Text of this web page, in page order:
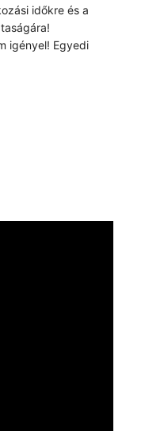
időkre és a
igényel! Egyedi